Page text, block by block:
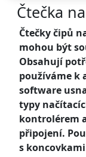
Čtečka
Čtečky čipů
mohou být
Obsahují
používáme k
software
typy
kontrolérem
připojení.
s koncovkami